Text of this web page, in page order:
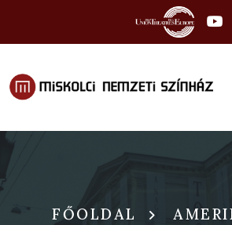
FŐOLDAL